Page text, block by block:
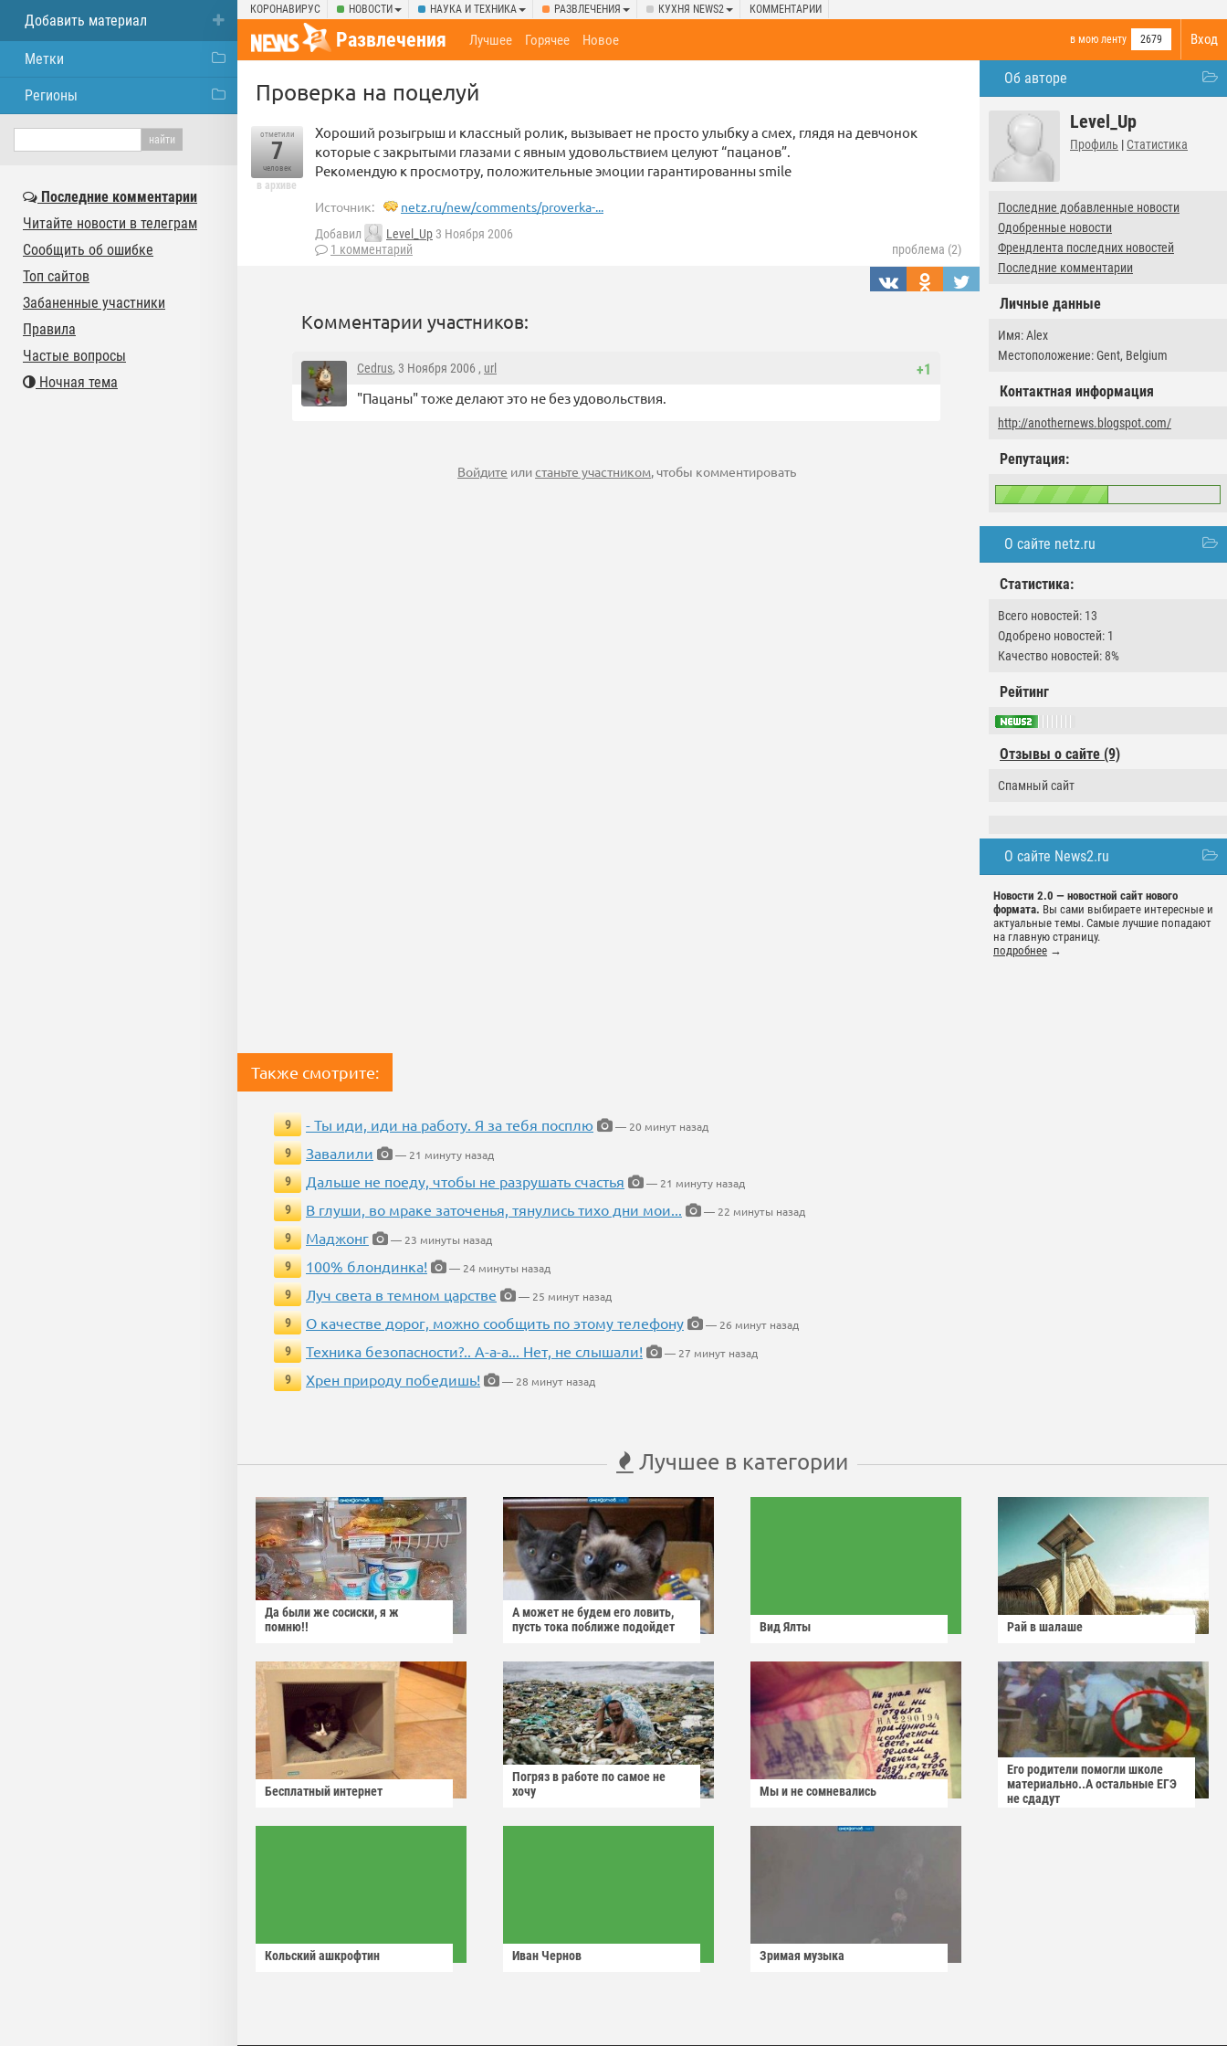
КОРОНАВИРУС НОВОСТИ НАУКА И ТЕХНИКА РАЗВЛЕЧЕНИЯ КУХНЯ NEWS2 КОММЕНТАРИИ
Вход
Развлечения в мою ленту 2679
Лучшее Горячее Новое
Об авторе
Level_Up
Профиль | Статистика
Последние добавленные новости
Одобренные новости
Френдлента последних новостей
Последние комментарии
Личные данные
Имя: Alex
Местоположение: Gent, Belgium
Контактная информация
http://anothernews.blogspot.com/
Репутация:
О сайте netz.ru
Статистика:
Всего новостей: 13
Одобрено новостей: 1
Качество новостей: 8%
Рейтинг
Отзывы о сайте (9)
Спамный сайт
О сайте News2.ru
Новости 2.0 — новостной сайт нового
формата. Вы сами выбираете интересные и
актуальные темы. Самые лучшие попадают
на главную страницу.
подробнее →
Проверка на поцелуй
отметили
7
человек
в архиве
Хороший розыгрыш и классный ролик, вызывает не просто улыбку а смех, глядя на девчонок
которые с закрытыми глазами с явным удовольствием целуют “пацанов”.
Рекомендую к просмотру, положительные эмоции гарантированны smile
Источник: netz.ru/new/comments/proverka-...
Добавил Level_Up 3 Ноября 2006
1 комментарий
проблема (2)
Комментарии участников:
+1
Cedrus, 3 Ноября 2006 , url
"Пацаны" тоже делают это не без удовольствия.
Войдите илистаньте участником, чтобы комментировать
Также смотрите:
9 - Ты иди, иди на работу. Я за тебя посплю
— 20 минут назад
9
Завалили
— 21 минуту назад
9
Дальше не поеду, чтобы не разрушать счастья
— 21 минуту назад
9
В глуши, во мраке заточенья, тянулись тихо дни мои...
— 22 минуты назад
9
Маджонг
— 23 минуты назад
9
100% блондинка!
— 24 минуты назад
9
Луч света в темном царстве
— 25 минут назад
9
О качестве дорог, можно сообщить по этому телефону
— 26 минут назад
9
Техника безопасности?.. А-а-а... Нет, не слышали!
— 27 минут назад
9
Хрен природу победишь! — 28 минут назад
Лучшее в категории
Да были же сосиски, я ж
помню!!
А может не будем его ловить,
пусть тока поближе подойдет
Вид Ялты Рай в шалаше
Бесплатный интернет
Погряз в работе по самое не
хочу
Мы и не сомневались
Его родители помогли школе
материально..А остальные ЕГЭ
не сдадут
Кольский ашкрофтин Иван Чернов Зримая музыка
Добавить материал
Метки
Регионы
Последние комментарии
Читайте новости в телеграм
Сообщить об ошибке
Топ сайтов
Забаненные участники
Правила
Частые вопросы
Ночная тема